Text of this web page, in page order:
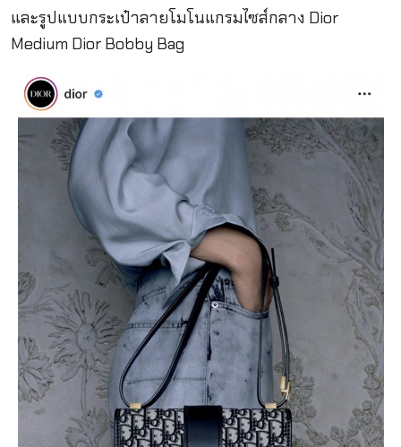
และรูปแบบกระเป๋าลายโมโนแกรมไซส์กลาง Dior
Medium Dior Bobby Bag